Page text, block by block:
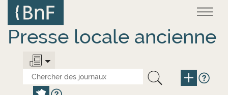
contenu
principal
Presse locale ancienne
Panneau de gestion des cookies